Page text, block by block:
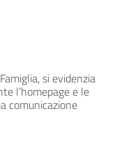
si evidenzia
l’homepage e le
comunicazione